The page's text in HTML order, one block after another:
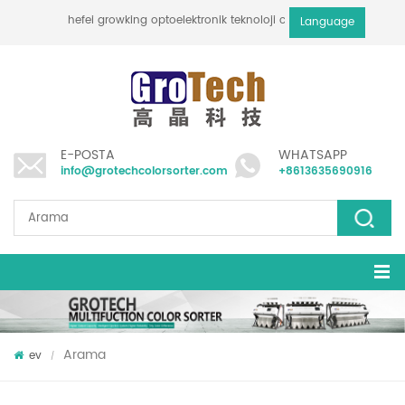
hefei growking optoelektronik teknoloji co., ltdLanguage
E-POSTA
info@grotechcolorsorter.com
WHATSAPP
+8613635690916
ev / Arama